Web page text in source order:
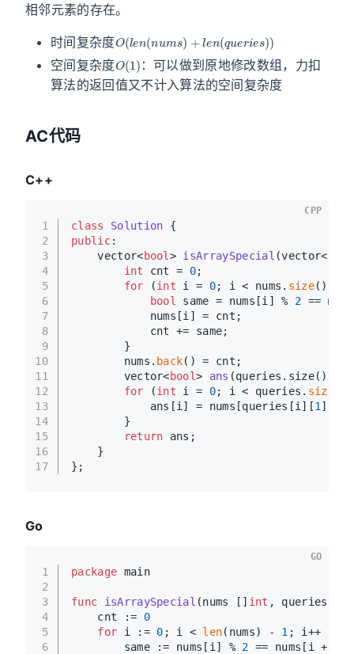
相邻元素的存在。
时间复杂度
空间复杂度
O (1)
：可以做到原地修改数组，力扣
算法的返回值又不计入算法的空间复杂度
AC代码
C++
1
2
3
4
5
6
7
8
9
10
11
12
13
14
15
16
17
class Solution {
public:
vector<bool > isArraySpecial (vector<
int cnt = 0;
for (int i = 0; i < nums. size() -
bool
same = nums[i] % 2 ==
            nums[i] = cnt;
            cnt += same;
        }
        nums.
back() = cnt;
vector<bool> ans (queries.size())
for (int i = 0; i < queries. size
            ans[i] = nums[queries[i][
1 ]]
        }
return ans;
    }
};
CPP
Go
1
2
3
4
5
6
package main
func isArraySpecial (nums [] int , queries
    cnt :=
0
for i := 0 ; i < len(nums) - 1 ; i++ {
        same := nums[i] %
2 == nums[i +
GO